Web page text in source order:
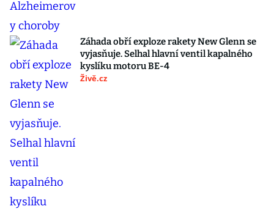
Záhada obří exploze rakety New Glenn se
vyjasňuje. Selhal hlavní ventil kapalného
kyslíku motoru BE-4
Živě.cz